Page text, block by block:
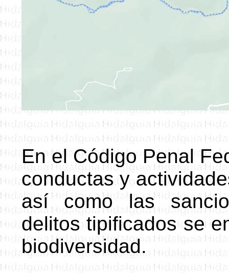
En el Código Penal
conductas y
así como las
delitos tipificados se
biodiversidad.